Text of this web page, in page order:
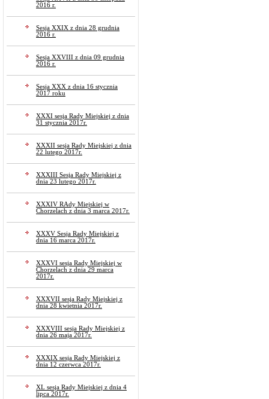
2016 r.
Sesja XXIX z dnia 28 grudnia
2016 r.
Sesja XXVIII z dnia 09 grudnia
2016 r.
Sesja XXX z dnia 16 stycznia
2017 roku
XXXI sesja Rady Miejskiej z dnia
31 stycznia 2017r.
XXXII sesja Rady Miejskiej z dnia
22 lutego 2017r.
XXXIII Sesja Rady Miejskiej z
dnia 23 lutego 2017r.
XXXIV RAdy Miejskiej w
Chorzelach z dnia 3 marca 2017r.
XXXV Sesja Rady Miejskiej z
dnia 16 marca 2017r.
XXXVI sesja Rady Miejskiej w
Chorzelach z dnia 29 marca
2017r.
XXXVII sesja Rady Miejskiej z
dnia 28 kwietnia 2017r.
XXXVIII sesja Rady Miejskiej z
dnia 26 maja 2017r.
XXXIX sesja Rady Miejskiej z
dnia 12 czerwca 2017r.
XL sesja Rady Miejskiej z dnia 4
lipca 2017r.